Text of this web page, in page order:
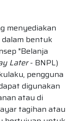
menyediakan
bentuk
"Belanja
Later- BNPL)
pengguna
digunakan
atau di
tagihan atau